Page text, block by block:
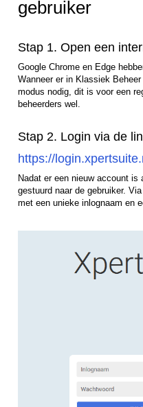
gebruiker
Stap 1. Open een
Google Chrome en Edge
Wanneer er in Klassiek
modus nodig, dit is voor een
beheerders wel.
Stap 2. Login via de
https://
Nadat er een nieuw account is
gestuurd naar de gebruiker.
met een unieke inlognaam en